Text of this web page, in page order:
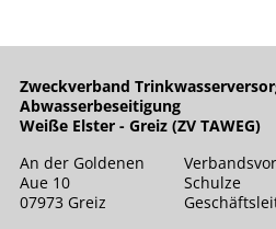
Zweckverband
Abwasserbeseitigung
Weiße Elster - Greiz (ZV TAWEG)
An der Goldenen
Aue 10
07973 Greiz
Schulze